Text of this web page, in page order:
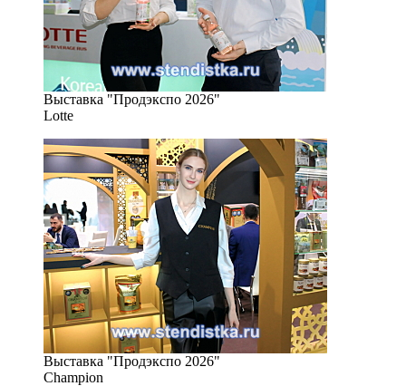
Выставка "Продэкспо 2026"
Lotte
Выставка "Продэкспо 2026"
Champion